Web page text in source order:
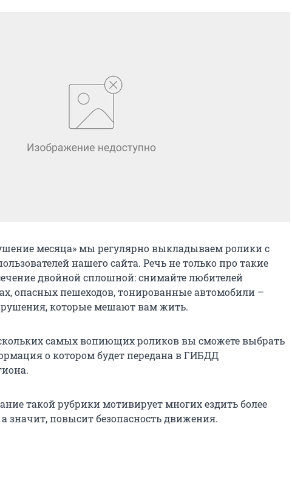
месяца» мы регулярно выкладываем ролики с
нашего сайта. Речь не только про такие
двойной сплошной: снимайте любителей
опасных пешеходов, тонированные автомобили –
которые мешают вам жить.
самых вопиющих роликов вы сможете выбрать
о котором будет передана в ГИБДД
такой рубрики мотивирует многих ездить более
значит, повысит безопасность движения.